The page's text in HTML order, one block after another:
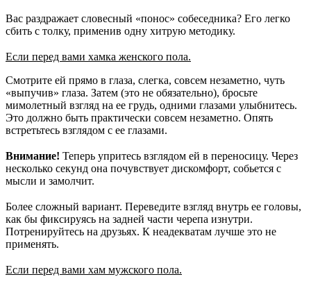
Вас раздражает словесный «понос» собеседника? Его легко
сбить с толку, применив одну хитрую методику.
Если перед вами хамка женского пола.
Смотрите ей прямо в глаза, слегка, совсем незаметно, чуть
«выпучив» глаза. Затем (это не обязательно), бросьте
мимолетный взгляд на ее грудь, одними глазами улыбнитесь.
Это должно быть практически совсем незаметно. Опять
встретьтесь взглядом с ее глазами.
Внимание! Теперь упритесь взглядом ей в переносицу. Через
несколько секунд она почувствует дискомфорт, собьется с
мысли и замолчит.
Более сложный вариант. Переведите взгляд внутрь ее головы,
как бы фиксируясь на задней части черепа изнутри.
Потренируйтесь на друзьях. К неадекватам лучше это не
применять.
Если перед вами хам мужского пола.